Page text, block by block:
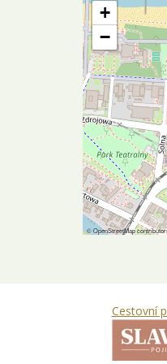
+
−
©OpenStreetMap
Cestovní